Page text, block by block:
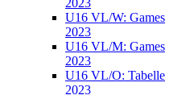
2023
U16 VL/W: Games
2023
U16 VL/M: Games
2023
U16 VL/O: Tabelle
2023